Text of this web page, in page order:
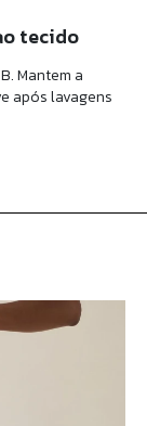
tecido
Mantem a
após lavagens